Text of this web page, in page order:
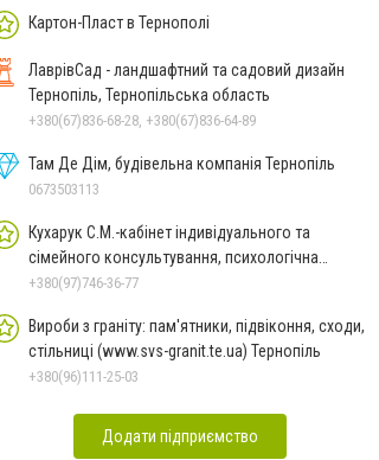
Картон-Пласт в Тернополі
ЛаврівСад - ландшафтний та садовий дизайн
Тернопіль, Тернопільська область
+380(67)836-68-28, +380(67)836-64-89
Там Де Дім, будівельна компанія Тернопіль
0673503113
Кухарук С.М.-кабінет індивідуального та
сімейного консультування, психологічна
діагностика Тернопіль
+380(97)746-36-77
Вироби з граніту: пам'ятники, підвіконня, сходи,
стільниці (www.svs-granit.te.ua) Тернопіль
+380(96)111-25-03
Додати підприємство